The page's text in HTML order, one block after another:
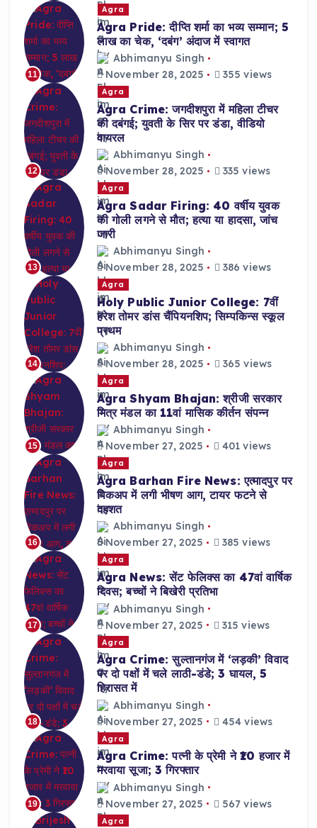
11
Agra
Agra Pride: दीप्ति शर्मा का भव्य सम्मान; 5
लाख का चेक, ‘दबंग’ अंदाज में स्वागत
Abhimanyu Singh
November 28, 2025
355 views
12
Agra
Agra Crime: जगदीशपुरा में महिला टीचर
की दबंगई; युवती के सिर पर डंडा, वीडियो
वायरल
Abhimanyu Singh
November 28, 2025
335 views
13
Agra
Agra Sadar Firing: 40 वर्षीय युवक
की गोली लगने से मौत; हत्या या हादसा, जांच
जारी
Abhimanyu Singh
November 28, 2025
386 views
14
Agra
Holy Public Junior College: 7वीं
हरेश तोमर डांस चैंपियनशिप; सिम्पकिन्स स्कूल
प्रथम
Abhimanyu Singh
November 28, 2025
365 views
15
Agra
Agra Shyam Bhajan: श्रीजी सरकार
मित्र मंडल का 11वां मासिक कीर्तन संपन्न
Abhimanyu Singh
November 27, 2025
401 views
16
Agra
Agra Barhan Fire News: एत्मादपुर पर
पिकअप में लगी भीषण आग, टायर फटने से
दहशत
Abhimanyu Singh
November 27, 2025
385 views
17
Agra
Agra News: सेंट फेलिक्स का 47वां वार्षिक
दिवस; बच्चों ने बिखेरी प्रतिभा
Abhimanyu Singh
November 27, 2025
315 views
18
Agra
Agra Crime: सुल्तानगंज में ‘लड़की’ विवाद
पर दो पक्षों में चले लाठी-डंडे; 3 घायल, 5
हिरासत में
Abhimanyu Singh
November 27, 2025
454 views
19
Agra
Agra Crime: पत्नी के प्रेमी ने ₹10 हजार में
मरवाया सूजा; 3 गिरफ्तार
Abhimanyu Singh
November 27, 2025
567 views
Agra